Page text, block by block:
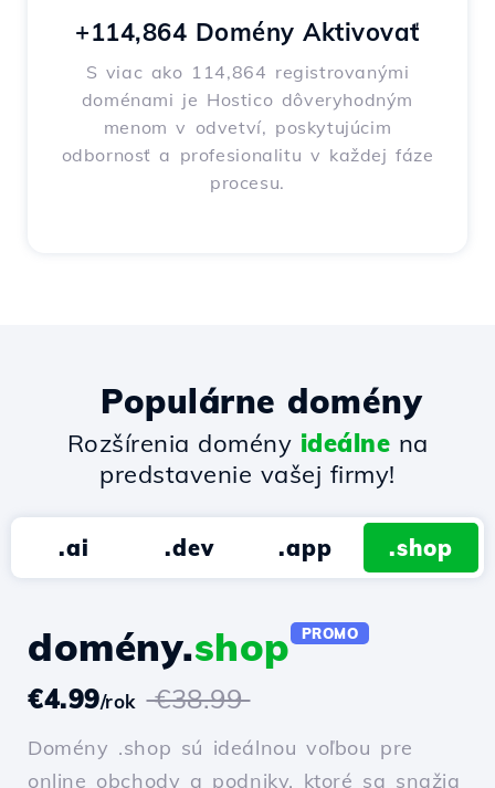
+114,864 Domény Aktivovať
S viac ako 114,864 registrovanými
doménami je Hostico dôveryhodným
menom v odvetví, poskytujúcim
odbornosť a profesionalitu v každej fáze
procesu.
Populárne domény
Rozšírenia domény ideálne na
predstavenie vašej firmy!
.ai .dev .app .shop
domény.shop PROMO
€4.99/rok €38.99
Domény .shop sú ideálnou voľbou pre
online obchody a podniky, ktoré sa snažia